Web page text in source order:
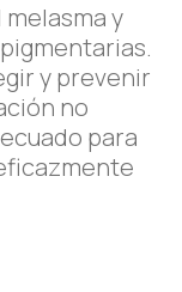
y
y prevenir
no
para